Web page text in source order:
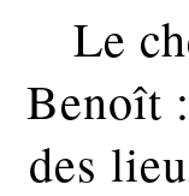
Le
Benoît
des